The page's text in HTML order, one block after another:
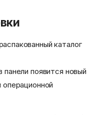
каталог
появится новый
операционной